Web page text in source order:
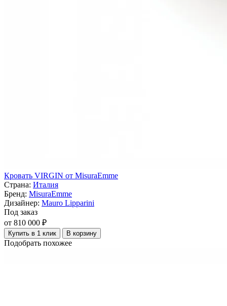
Кровать VIRGIN от MisuraEmme
Страна: Италия
Бренд: MisuraEmme
Дизайнер: Mauro Lipparini
Под заказ
от 810 000 ₽
Купить в 1 клик В корзину
Подобрать похожее